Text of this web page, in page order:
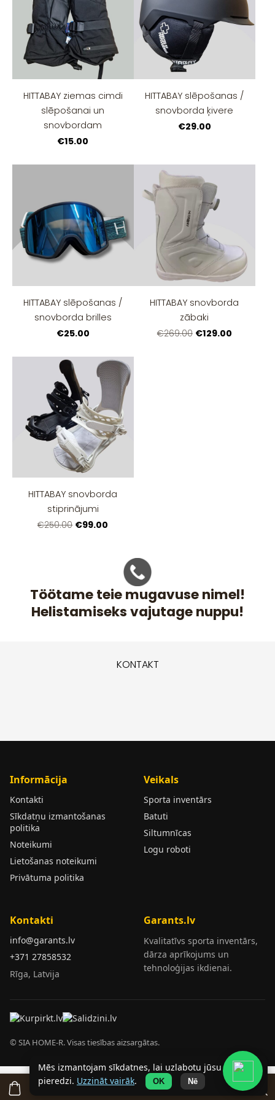
Töötame teie mugavuse nimel!
Helistamiseks vajutage nuppu!
HITTABAY ziemas cimdi
slēpošanai un
snovbordam
€15.00
HITTABAY slēpošanas /
snovborda ķivere
€29.00
HITTABAY slēpošanas /
snovborda brilles
€25.00
HITTABAY snovborda
zābaki
€269.00 €129.00
HITTABAY snovborda
stiprinājumi
€250.00 €99.00
KONTAKT
Informācija
Kontakti
Sīkdatņu izmantošanas
politika
Noteikumi
Lietošanas noteikumi
Privātuma politika
Veikals
Sporta inventārs
Batuti
Siltumnīcas
Logu roboti
Kontakti
info@garants.lv
+371 27858532
Rīga, Latvija
Garants.lv
Kvalitatīvs sporta inventārs,
dārza aprīkojums un
tehnoloģijas ikdienai.
© SIA HOME-R. Visas tiesības aizsargātas.
Mēs izmantojam sīkdatnes, lai uzlabotu jūsu
pieredzi. Uzzināt vairāk. OK Nē